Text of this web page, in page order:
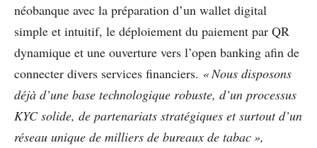
néobanque avec la préparation d’un wallet digital
simple et intuitif, le déploiement du paiement par QR
dynamique et une ouverture vers l’open banking afin de
connecter divers services financiers. « Nous disposons
déjà d’une base technologique robuste, d’un processus
KYC solide, de partenariats stratégiques et surtout d’un
réseau unique de milliers de bureaux de tabac »,